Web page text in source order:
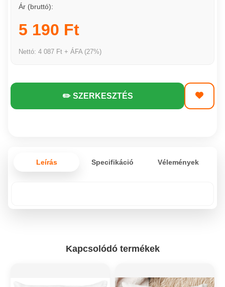
Ár (bruttó):
5 190 Ft
Nettó: 4 087 Ft + ÁFA (27%)
✏️ SZERKESZTÉS
Leírás Specifikáció Vélemények
Kapcsolódó termékek